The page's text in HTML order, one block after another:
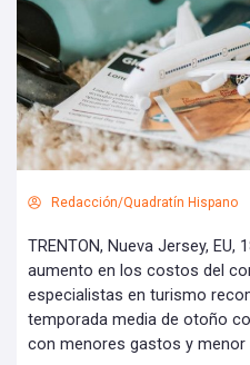
Redacción/Quadratín Hispano
TRENTON, Nueva Jersey, EU,
aumento en los costos del
especialistas en turismo
temporada media de otoño
con menores gastos y